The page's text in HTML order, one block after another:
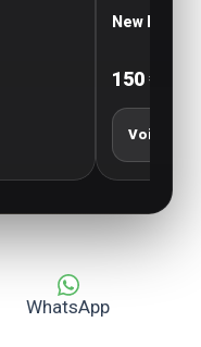
New
150 €
Voir le
WhatsApp